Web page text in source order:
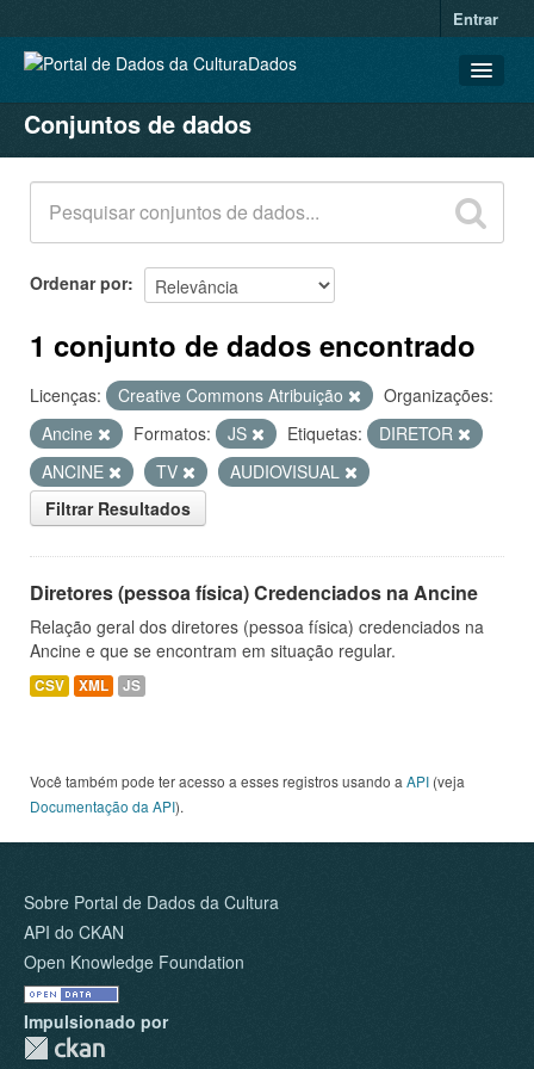
Entrar
CONJUNTOS DE DADOS
ORGANIZAÇÕES
GRUPOS
SOBRE
Conjuntos de dados
Ordenar por
1 conjunto de dados encontrado
Licenças: Creative Commons Atribuição
Organizações:
Ancine
Formatos: JS Etiquetas:
DIRETOR
ANCINE
TV
AUDIOVISUAL
Filtrar Resultados
Diretores (pessoa física) Credenciados na Ancine
Relação geral dos diretores (pessoa física) credenciados na
Ancine e que se encontram em situação regular.
CSV XML JS
Você também pode ter acesso a esses registros usando a API (veja
Documentação da API).
Sobre Portal de Dados da Cultura
API do CKAN
Open Knowledge Foundation
Impulsionado por